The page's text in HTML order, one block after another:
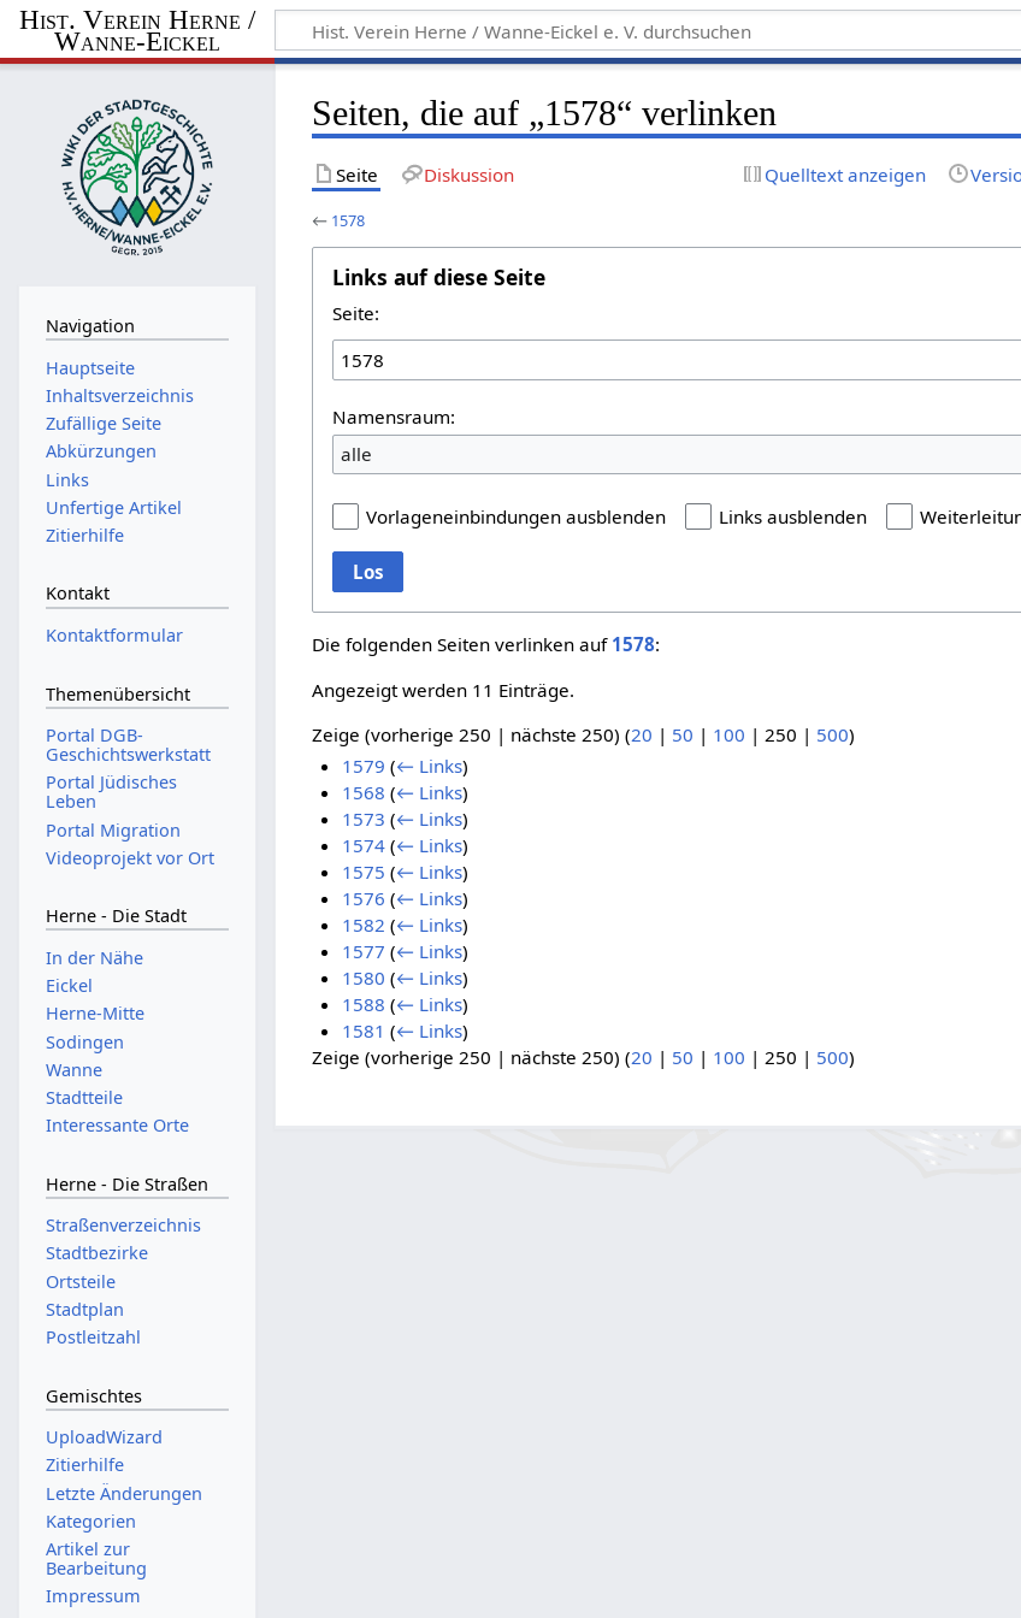
Hist. Verein Herne /
Wanne-Eickel
Seiten, die auf „1578“ verlinken
Seite Diskussion Quelltext anzeigen
← 1578
Links auf diese Seite
Seite:
Namensraum:
alle
Vorlageneinbindungen ausblenden Links ausblenden
Los
Die folgenden Seiten verlinken auf 1578:
Angezeigt werden 11 Einträge.
Zeige (vorherige 250 | nächste 250) (20 | 50 | 100 | 250 | 500)
1579 (← Links)
1568 (← Links)
1573 (← Links)
1574 (← Links)
1575 (← Links)
1576 (← Links)
1582 (← Links)
1577 (← Links)
1580 (← Links)
1588 (← Links)
1581 (← Links)
Zeige (vorherige 250 | nächste 250) (20 | 50 | 100 |250 | 500)
Navigation
Hauptseite
Inhaltsverzeichnis
Zufällige Seite
Abkürzungen
Links
Unfertige Artikel
Zitierhilfe
Kontakt
Kontaktformular
Themenübersicht
Portal DGB-
Geschichtswerkstatt
Portal Jüdisches
Leben
Portal Migration
Videoprojekt vor Ort
Herne - Die Stadt
In der Nähe
Eickel
Herne-Mitte
Sodingen
Wanne
Stadtteile
Interessante Orte
Herne - Die Straßen
Straßenverzeichnis
Stadtbezirke
Ortsteile
Stadtplan
Postleitzahl
Gemischtes
UploadWizard
Zitierhilfe
Letzte Änderungen
Kategorien
Artikel zur
Bearbeitung
Impressum